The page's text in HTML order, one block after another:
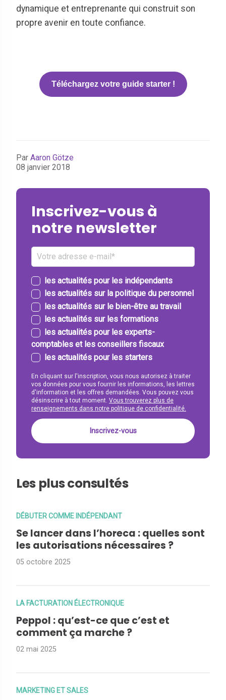
dynamique et entreprenante qui construit son
propre avenir en toute confiance.
Téléchargez votre guide starter !
Par Aaron Götze
08 janvier 2018
Inscrivez-vous à
notre newsletter
les actualités pour les indépendants
les actualités sur la politique du personnel
les actualités sur le bien-être au travail
les actualités sur les formations
les actualités pour les experts-
comptables et les conseillers fiscaux
les actualités pour les starters
En cliquant sur l'inscription, vous nous autorisez à traiter
vos données pour vous fournir les informations, les lettres
d'information et les offres demandées. Vous pouvez vous
désinscrire à tout moment. Vous trouverez plus de
renseignements dans notre politique de confidentialité.
Les plus consultés
DÉBUTER COMME INDÉPENDANT
Se lancer dans l’horeca : quelles sont
les autorisations nécessaires ?
05 octobre 2025
LA FACTURATION ÉLECTRONIQUE
Peppol : qu’est-ce que c’est et
comment ça marche ?
02 mai 2025
MARKETING ET SALES